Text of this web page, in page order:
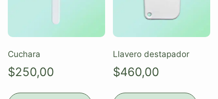
Cuchara
$250,00
Llavero destapador
$460,00